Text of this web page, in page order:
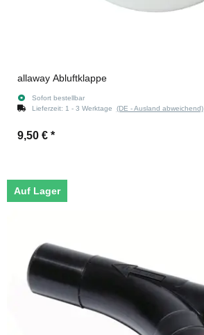
allaway Abluftklappe
Sofort bestellbar
Lieferzeit: 1 - 3 Werktage (DE - Ausland abweichend)
9,50 € *
Auf Lager